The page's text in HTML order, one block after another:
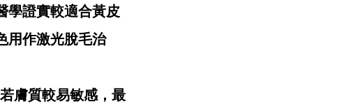
學證實較適合黃皮
用作激光脫毛治
膚質較易敏感，最